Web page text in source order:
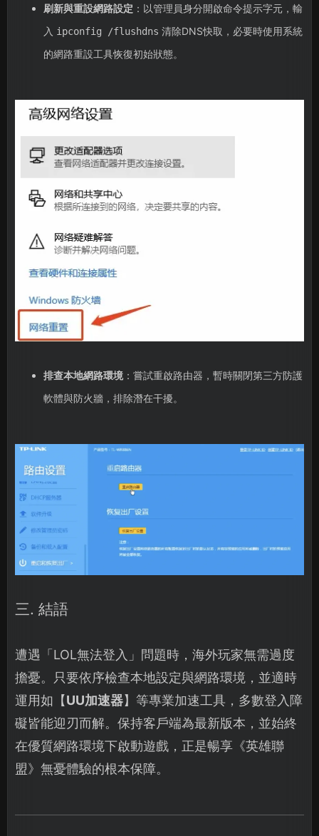
刷新與重設網路設定 ：以管理員身分開啟命令提示字元，輸
入 ipconfig /flushdns 清除DNS快取，必要時使用系統
的網路重設工具恢復初始狀態。
排查本地網路環境：嘗試重啟路由器，暫時關閉第三方防護
軟體與防火牆，排除潛在干擾。
三. 結語
遭遇「LOL無法登入」問題時，海外玩家無需過度
擔憂。只要依序檢查本地設定與網路環境，並適時
運用如【UU加速器】等專業加速工具，多數登入障
礙皆能迎刃而解。保持客戶端為最新版本，並始終
在優質網路環境下啟動遊戲，正是暢享《英雄聯
盟》無憂體驗的根本保障。